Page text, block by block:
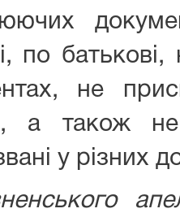
по
не
а також не
у різних